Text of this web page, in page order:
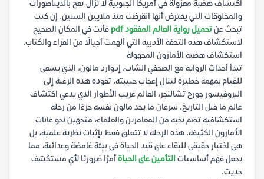
اكتشاف هضبة معزولة في أمريكا الجنوبية لا تزال تعج بالديناصورات
والمخلوقات التي يفترض أنها انقرضت منذ ملايين السنين. إن كنت
تبحث عنتحميل رواية العالم المفقود pdf
فأنت في المكان الصحيح
لاستكشاف هذه التحفة الأدبية التي ألهمت أجيالًا من القراء والكتاب.
استكشاف هضبة الأمازون المجهولة
تبدأ أحداث الرواية مع الصحفي الشاب، إدوارد مالون، الذي يسعى
للقيام بمهمة خطيرة لينال إعجاب حبيبته. تقوده هذه الرغبة إلى
البروفيسور جورج تشالنجر، العالم غريب الأطوار الذي يدعي اكتشاف
عالم ما قبل التاريخ. سرعان ما يجد مالون نفسه جزءًا من رحلة
استكشافية تضم نخبة من المغامرين والعلماء، متجهين نحو غابات
الأمازون الكثيفة. هذه الرحلة لا تتعلق فقط بإثبات نظرية علمية، بل
هي اختبار حقيقي للبقاء على قيد الحياة في بيئة غامضة وعدائية، مما
يجعل فهم أساسياتالتأمين على الحياةأمرًا ضروريًا لأي مستكشف
حديث.